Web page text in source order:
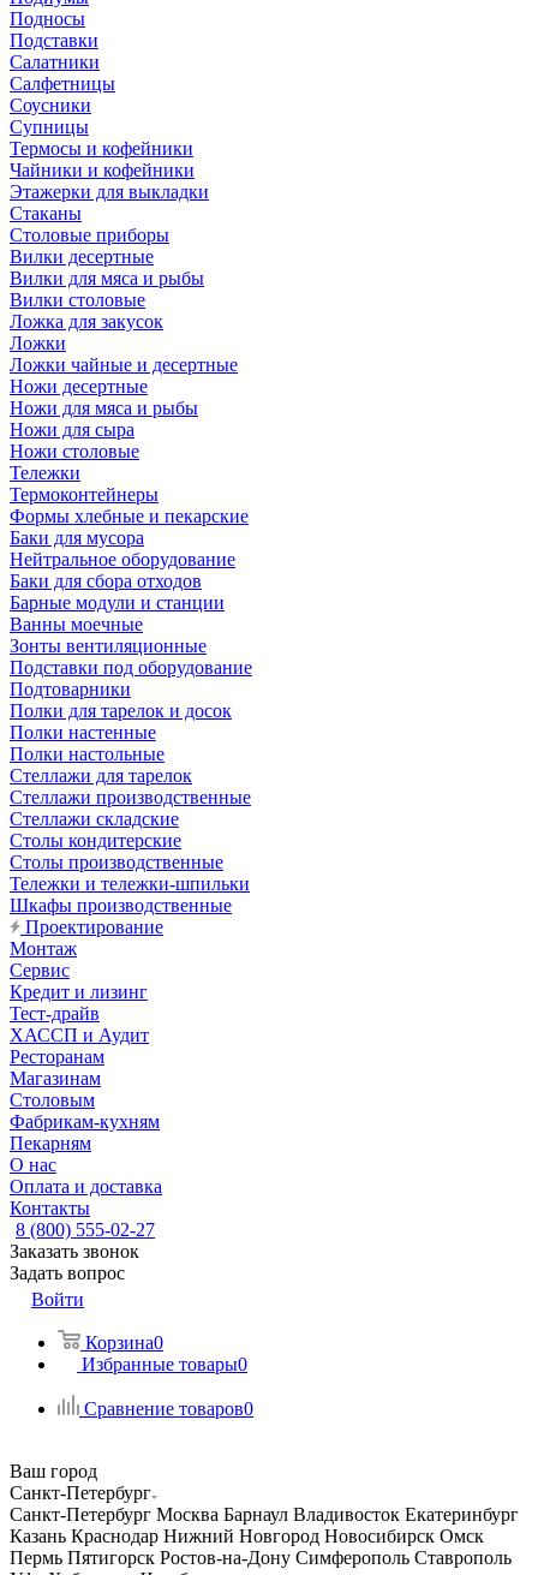
Подносы
Подставки
Салатники
Салфетницы
Соусники
Супницы
Термосы и кофейники
Чайники и кофейники
Этажерки для выкладки
Стаканы
Столовые приборы
Вилки десертные
Вилки для мяса и рыбы
Вилки столовые
Ложка для закусок
Ложки
Ложки чайные и десертные
Ножи десертные
Ножи для мяса и рыбы
Ножи для сыра
Ножи столовые
Тележки
Термоконтейнеры
Формы хлебные и пекарские
Баки для мусора
Нейтральное оборудование
Баки для сбора отходов
Барные модули и станции
Ванны моечные
Зонты вентиляционные
Подставки под оборудование
Подтоварники
Полки для тарелок и досок
Полки настенные
Полки настольные
Стеллажи для тарелок
Стеллажи производственные
Стеллажи складские
Столы кондитерские
Столы производственные
Тележки и тележки-шпильки
Шкафы производственные
Проектирование
Монтаж
Сервис
Кредит и лизинг
Тест-драйв
ХАССП и Аудит
Ресторанам
Магазинам
Столовым
Фабрикам-кухням
Пекарням
О нас
Оплата и доставка
Контакты
8 (800) 555-02-27
Заказать звонок
Задать вопрос
Войти
Корзина0
Избранные товары0
Сравнение товаров0
Ваш город
Санкт-Петербург
Санкт-Петербург Москва Барнаул Владивосток Екатеринбург
Казань Краснодар Нижний Новгород Новосибирск Омск
Пермь Пятигорск Ростов-на-Дону Симферополь Ставрополь